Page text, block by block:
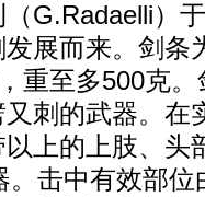
）于
展而来。剑条
重至多500克
刺的武器。在
上的上肢、头
。击中有效部